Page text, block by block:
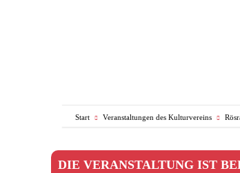
Start Veranstaltungen des Kulturvereins
DIE VERANSTALTUNG IST